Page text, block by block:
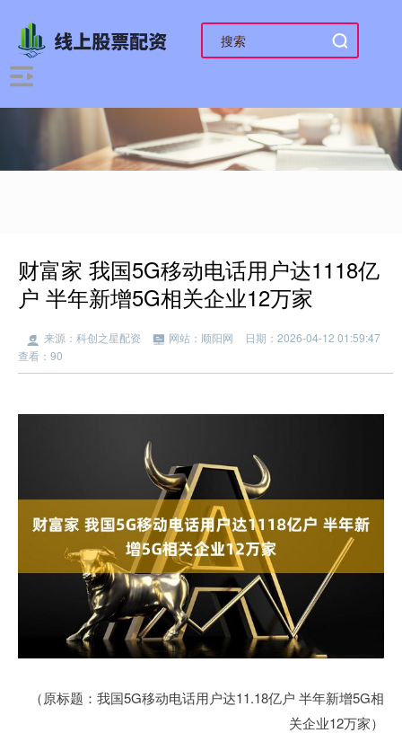
财富家 我国5G移动电话用户达1118亿
户 半年新增5G相关企业12万家
来源：科创之星配资 网站：顺阳网
日期：2026-04-12 01:59:47
查看：90
（原标题：我国5G移动电话用户达11.18亿户 半年新增5G相
关企业12万家）